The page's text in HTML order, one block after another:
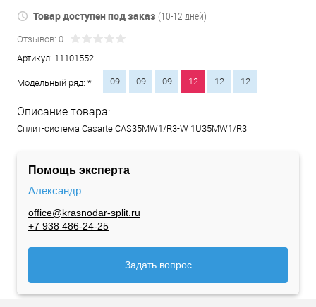
Товар доступен под заказ (10-12 дней)
Отзывов: 0
Артикул: 11101552
Модельный ряд: * 09 09 09 12 12 12
Описание товара:
Сплит-система Casarte CAS35MW1/R3-W 1U35MW1/R3
Помощь эксперта
Александр
office@krasnodar-split.ru
+7 938 486-24-25
Задать вопрос